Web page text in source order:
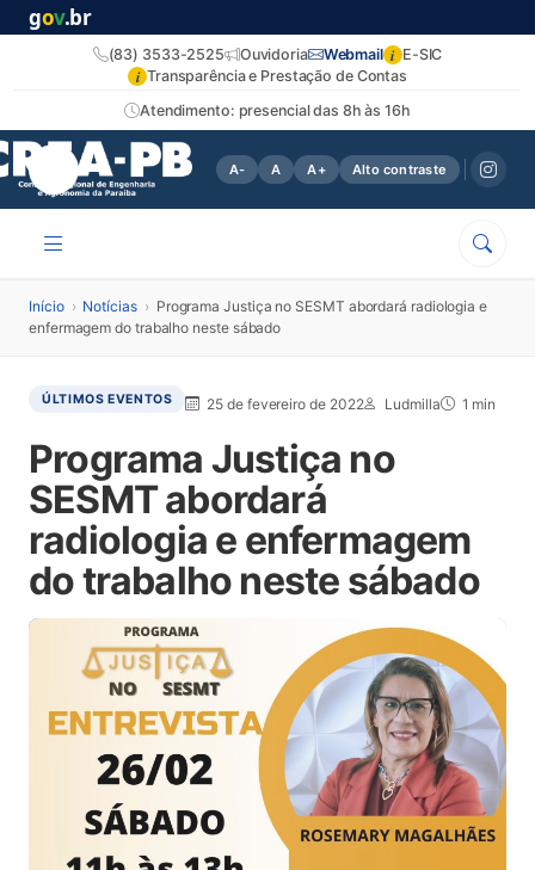
gov.br
Atendimento: presencial das 8h às 16h
(83) 3533-2525 Ouvidoria Webmail i E-SIC
i Transparência e Prestação de Contas
A- A A+ Alto contraste
Início › Notícias › Programa Justiça no SESMT abordará radiologia e
enfermagem do trabalho neste sábado
ÚLTIMOS EVENTOS 25 de fevereiro de 2022 Ludmilla 1 min
Programa Justiça no
SESMT abordará
radiologia e enfermagem
do trabalho neste sábado